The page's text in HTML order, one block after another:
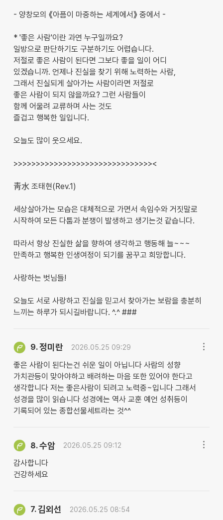
- 양창모의 《아픔이 마중하는 세계에서》 중에서 -
* '좋은 사람'이란 과연 누구일까요?
일방으로 판단하기도 구분하기도 어렵습니다.
저절로 좋은 사람이 된다면 그보다 좋을 일이 어디
있겠습니까. 언제나 진실을 찾기 위해 노력하는 사람,
그래서 진실되게 살아가는 사람이라면 저절로
좋은 사람이 되지 않을까요? 그런 사람들이
함께 어울려 교류하며 사는 것도
즐겁고 행복한 일입니다.
오늘도 많이 웃으세요.
>>>>>>>>>>>>>>>>>>>>>>>>>>>>>>><
靑水 조태현(Rev.1)
세상살아가는 모습은 대체적으로 가면서 속임수와 거짓말로
시작하여 모든 다툼과 분쟁이 발생하고 생기는것 같습니다.
따라서 항상 진실한 삶을 향하여 생각하고 행동해 늘~~~
만족하고 행복한 인생여정이 되기를 꿈꾸고 희망합니다.
사랑하는 벗님들!
오늘도 서로 사랑하고 진실을 믿고서 찾아가는 보람을 충분히
느끼는 하루가 되시길바랍니다. ^.^ ###
9.정미란 2026.05.25 09:29
좋은 사람이 된다는건 쉬운 일이 아닙니다 사람의 성향
가치관등이 맞아야하고 배려하는 마음 또한 있어야 한다고
생각합니다 저는 좋은사람이 되려고 노력중~입니다 그래서
성경을 많이 읽습니다 성경에는 역사 교훈 예언 성취등이
기록되어 있는 종합선물세트라는 것^^
8.수암 2026.05.25 09:12
감사합니다
건강하세요
7.김외선 2026.05.25 08:54